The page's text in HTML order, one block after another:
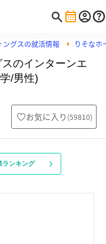
ングスの就活情報 りそなホ
のインターンエ
/男性)
お気に入り (59810)
ランキング